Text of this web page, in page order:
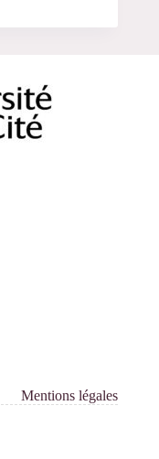
Mentions légales